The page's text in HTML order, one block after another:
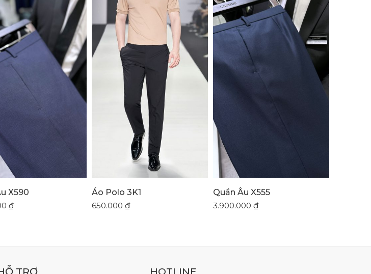
X590
₫
Áo Polo 3K1
650.000 ₫
Quần Âu X555
3.900.000 ₫